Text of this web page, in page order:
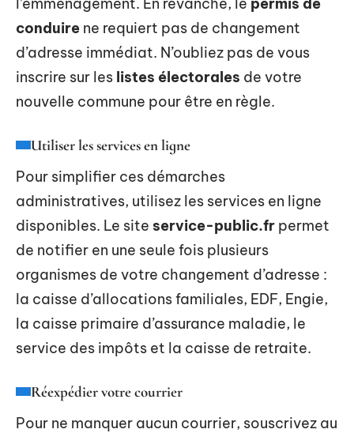
conduire ne requiert pas de changement
d’adresse immédiat. N’oubliez pas de vous
inscrire sur les listes électorales de votre
nouvelle commune pour être en règle.
Utiliser les services en ligne
Pour simplifier ces démarches
administratives, utilisez les services en ligne
disponibles. Le site service-public.fr permet
de notifier en une seule fois plusieurs
organismes de votre changement d’adresse :
la caisse d’allocations familiales, EDF, Engie,
la caisse primaire d’assurance maladie, le
service des impôts et la caisse de retraite.
Réexpédier votre courrier
Pour ne manquer aucun courrier, souscrivez au